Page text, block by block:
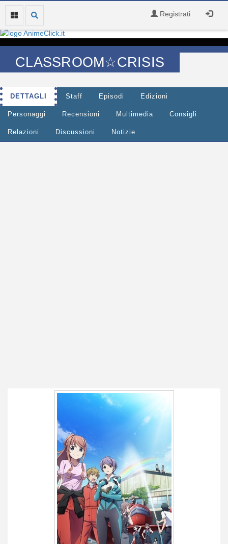
Registrati
CLASSROOM☆CRISIS
DETTAGLI Staff Episodi Edizioni
Personaggi Recensioni Multimedia Consigli
Relazioni Discussioni Notizie